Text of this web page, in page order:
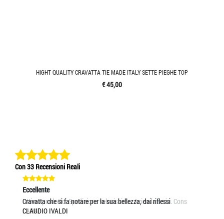
HIGHT QUALITY CRAVATTA TIE MADE ITALY SETTE PIEGHE TOP
€ 45,00
Con 33 Recensioni Reali
Eccellente
Ottimo prodotto. Spedizione velocissima. Azienda seria. Cons
LARA
Eccellente
Cravatta che si fa notare per la sua bellezza, dai riflessi
CLAUDIO IVALDI